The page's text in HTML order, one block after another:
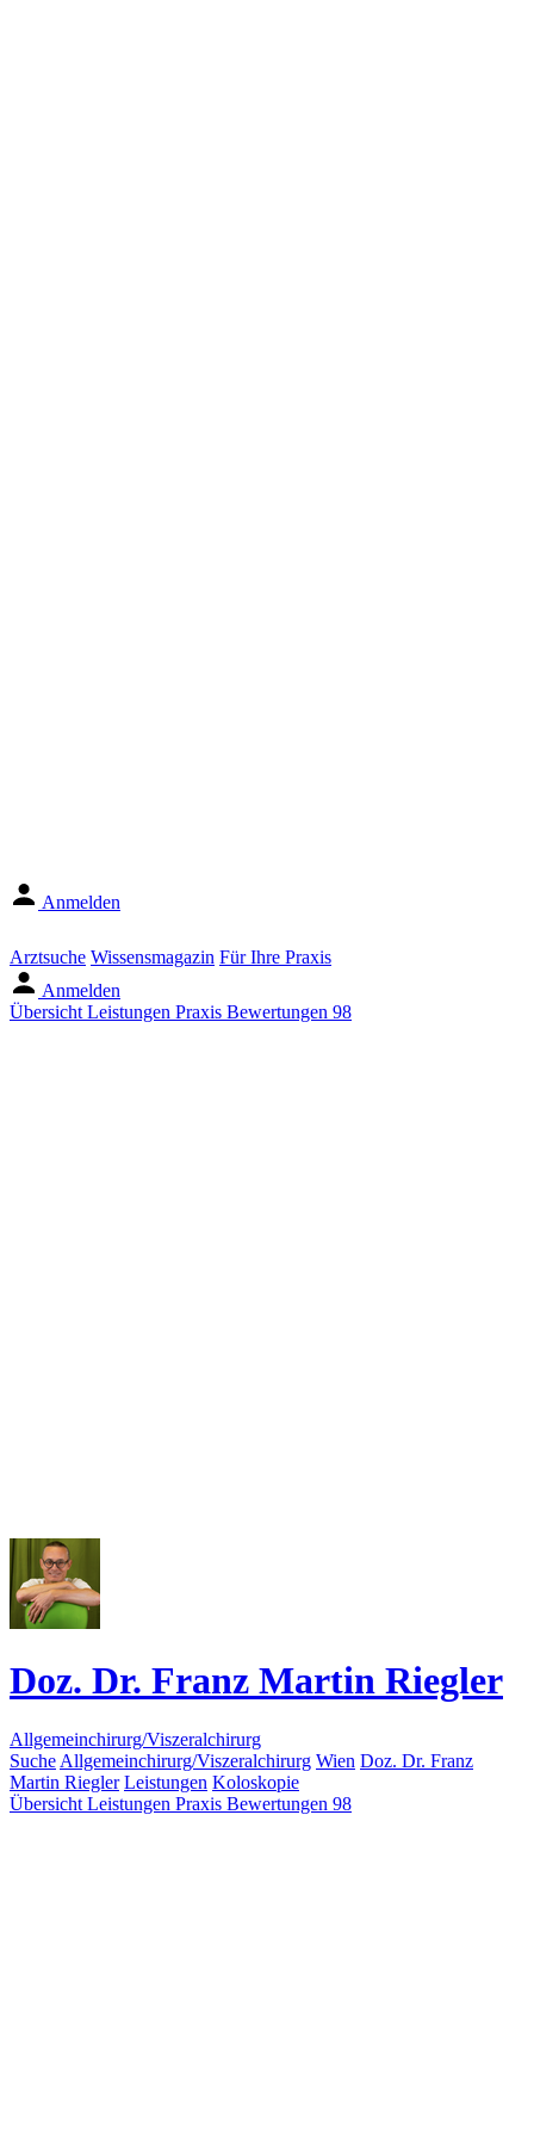
Anmelden
Arztsuche Wissensmagazin Für Ihre Praxis
Anmelden
Übersicht Leistungen Praxis Bewertungen 98
Doz. Dr. Franz Martin Riegler
Allgemeinchirurg/Viszeralchirurg
Suche Allgemeinchirurg/Viszeralchirurg Wien Doz. Dr. Franz
Martin Riegler Leistungen Koloskopie
Übersicht Leistungen Praxis Bewertungen 98